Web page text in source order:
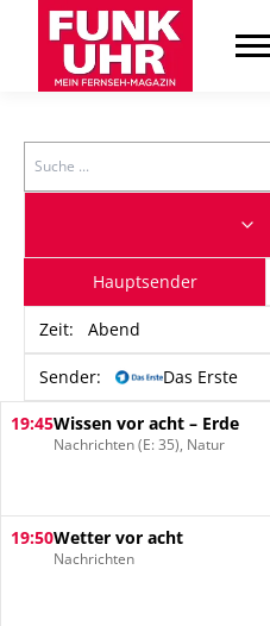
Search
Hauptsender
Zeit: Abend
Sender: Das Erste
19:45Wissen vor acht – Erde
Nachrichten (E: 35), Natur
19:50Wetter vor acht
Nachrichten